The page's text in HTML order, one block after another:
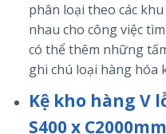
phân loại theo các
nhau cho công việc
có thể thêm những
ghi chú loại hàng hóa
Kệ kho hàng V
S400 x